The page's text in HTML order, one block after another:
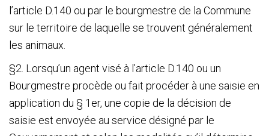
l’article D.140 ou par le bourgmestre de la Commune
sur le territoire de laquelle se trouvent généralement
les animaux.
§2. Lorsqu’un agent visé à l’article D.140 ou un
Bourgmestre procède ou fait procéder à une saisie en
application du § 1 er, une copie de la décision de
saisie est envoyée au service désigné par le